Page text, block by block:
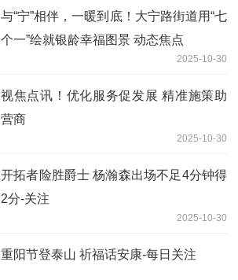
与“宁”相伴，一暖到底！大宁路街道用“七
个一”绘就银龄幸福图景 动态焦点
2025-10-30
视焦点讯！优化服务促发展 精准施策助
营商
2025-10-30
开拓者险胜爵士 杨瀚森出场不足4分钟得
2分-关注
2025-10-30
重阳节登泰山 祈福话安康-每日关注